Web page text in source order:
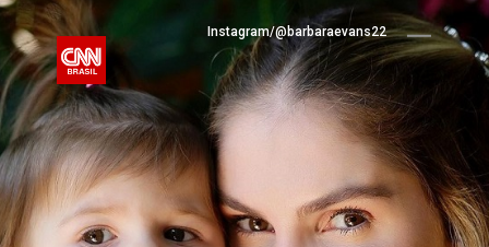
Instagram/@barbaraevans22